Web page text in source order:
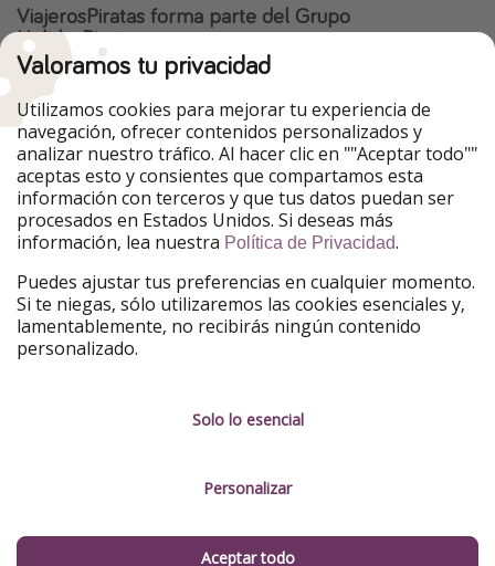
ViajerosPiratas forma parte del Grupo
HolidayPirates
Nuestros mercados
PiratinViaggio
HolidayPirates
VakantiePiraten
WakacyjniPiraci
VoyagesPirates
Ferienpiraten
Urlaubspiraten
Urlaubspiraten
TravelPirates
Nuestro grupo
HolidayPirates Group
Conócenos mejor
Sobre ViajerosPiratas
Sostenibilidad
Información legal
Gestionar servicios
Valoramos tu privacidad
Utilizamos cookies para mejorar tu experiencia de
navegación, ofrecer contenidos personalizados y
analizar nuestro tráfico. Al hacer clic en ""Aceptar todo""
aceptas esto y consientes que compartamos esta
información con terceros y que tus datos puedan ser
procesados en Estados Unidos. Si deseas más
información, lea nuestra Política de Privacidad.
Puedes ajustar tus preferencias en cualquier momento.
Si te niegas, sólo utilizaremos las cookies esenciales y,
lamentablemente, no recibirás ningún contenido
personalizado.
Solo lo esencial
Personalizar
Aceptar todo